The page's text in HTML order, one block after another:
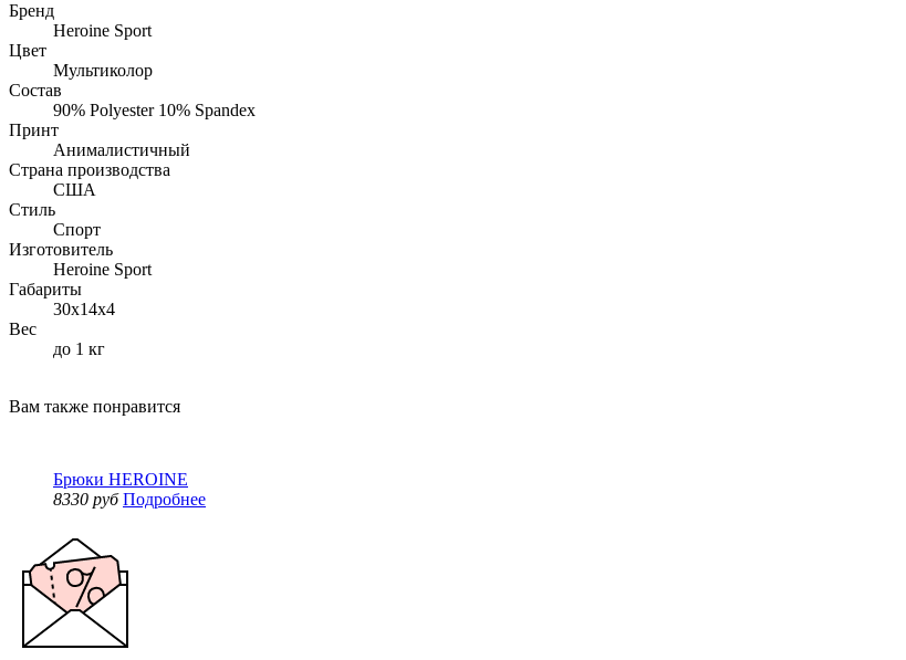
Бренд
Heroine Sport
Цвет
Мультиколор
Состав
90% Polyester 10% Spandex
Принт
Анималистичный
Страна производства
США
Стиль
Спорт
Изготовитель
Heroine Sport
Габариты
30x14x4
Вес
до 1 кг
Вам также понравится
Брюки HEROINE
8330 руб Подробнее